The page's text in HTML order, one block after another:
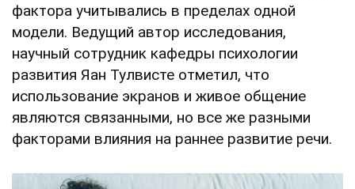
фактора учитывались в пределах одной
модели. Ведущий автор исследования,
научный сотрудник кафедры психологии
развития Яан Тулвисте отметил, что
использование экранов и живое общение
являются связанными, но все же разными
факторами влияния на раннее развитие речи.